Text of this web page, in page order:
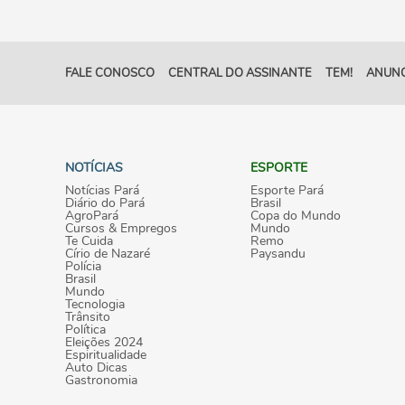
FALE CONOSCO CENTRAL DO ASSINANTE TEM!
NOTÍCIAS
Notícias Pará
Diário do Pará
AgroPará
Cursos & Empregos
Te Cuida
Círio de Nazaré
Polícia
Brasil
Mundo
Tecnologia
Trânsito
Política
Eleições 2024
Espiritualidade
Auto Dicas
Gastronomia
ESPORTE
Esporte Pará
Brasil
Copa do Mundo
Mundo
Remo
Paysandu